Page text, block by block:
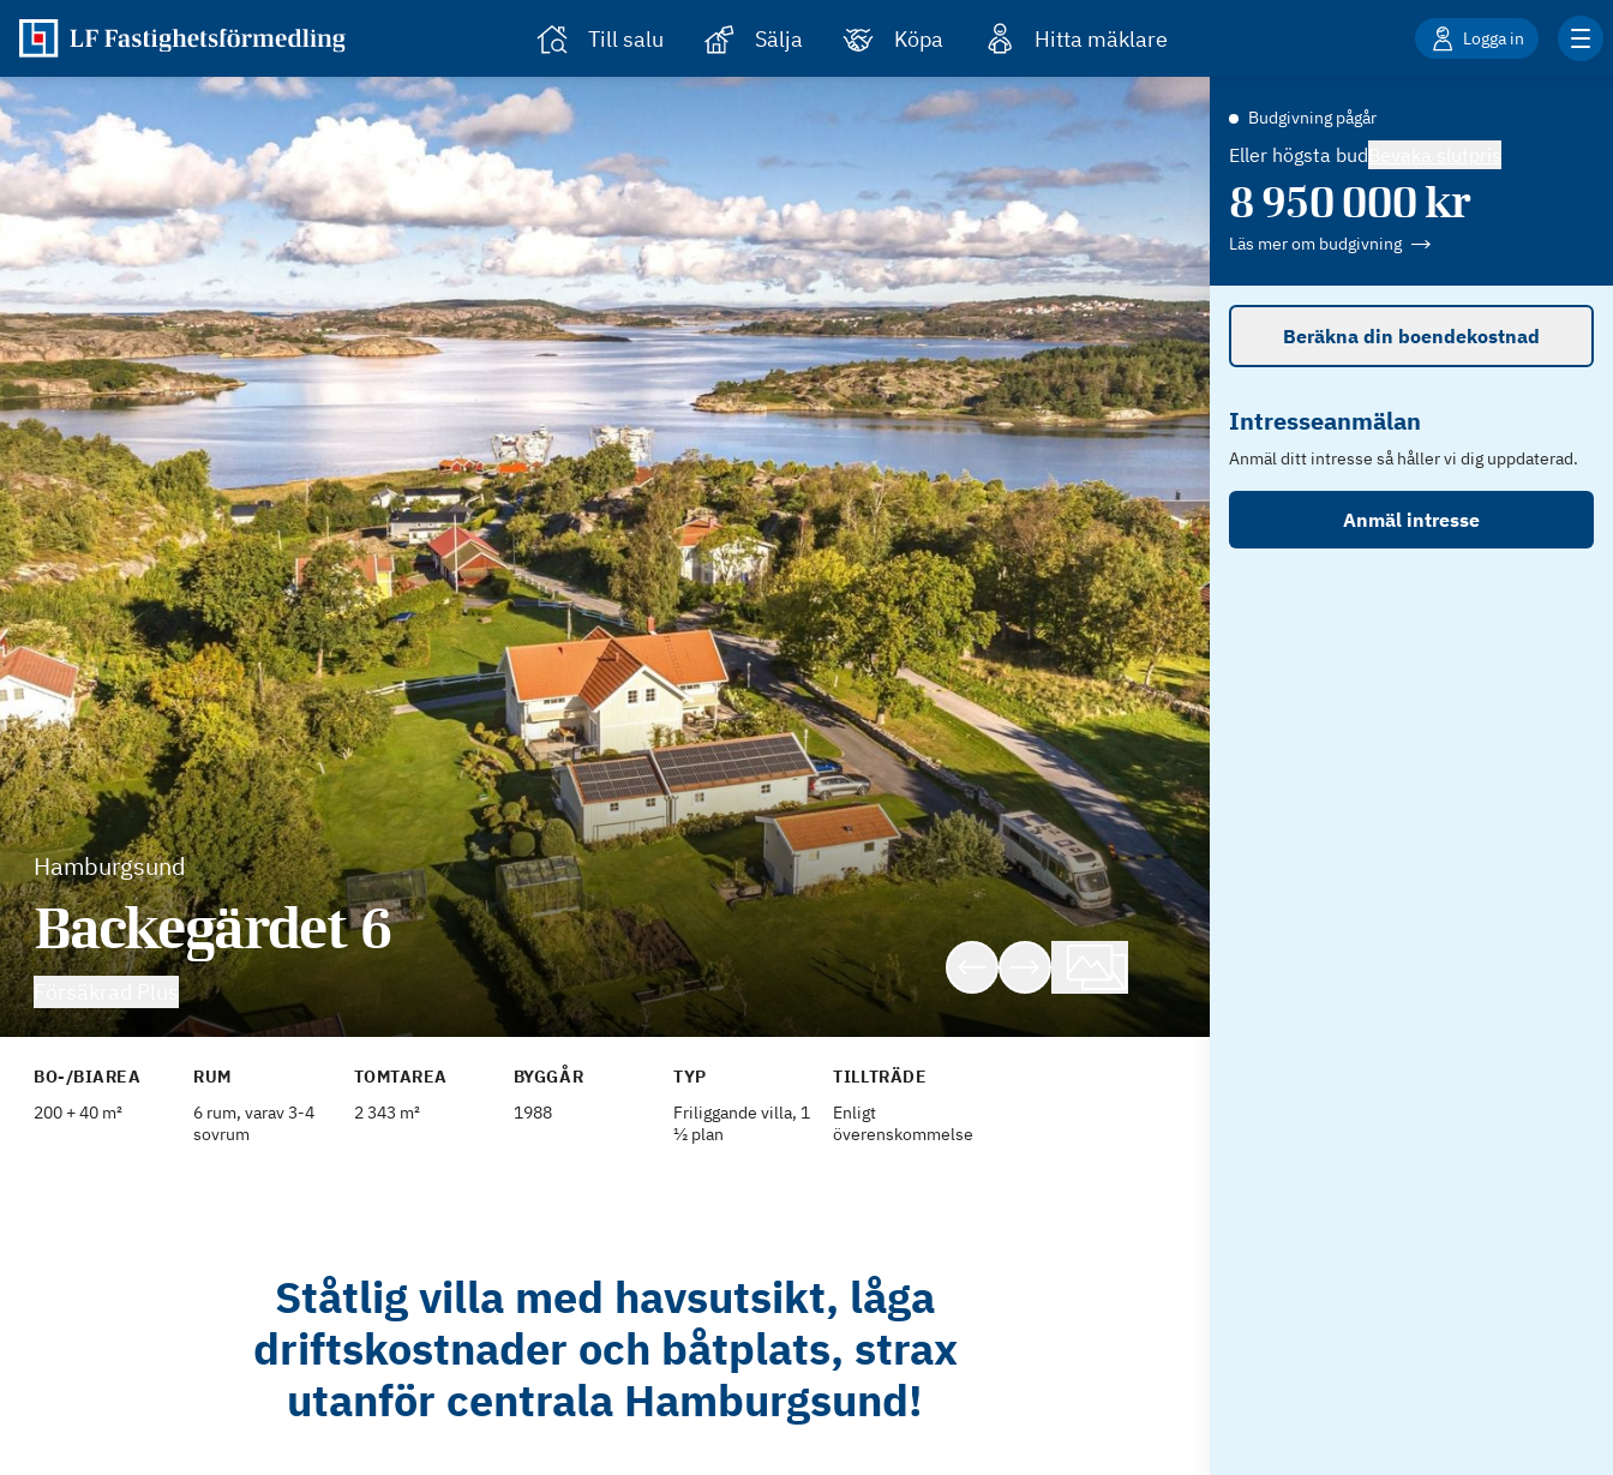
Till salu Sälja Köpa Hitta mäklare Logga in
Budgivning pågår
Eller högsta bud
8 950 000kr
Läs mer om budgivning
Beräkna din boendekostnad
Intresseanmälan
Anmäl ditt intresse så håller vi dig uppdaterad.
Anmäl intresse
Hamburgsund
Backegärdet 6
BO-/BIAREA
200 + 40 m²
RUM
6 rum, varav 3-4
sovrum
TOMTAREA
2 343 m²
BYGGÅR
1988
TYP
Friliggande villa, 1
½ plan
TILLTRÄDE
Enligt
överenskommelse
Ståtlig villa med havsutsikt, låga
driftskostnader och båtplats, strax
utanför centrala Hamburgsund!